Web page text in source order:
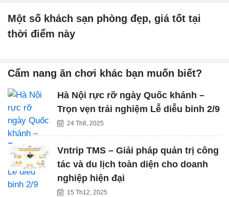
Một số khách sạn phòng đẹp, giá tốt tại
thời điểm này
Cẩm nang ăn chơi khác bạn muốn biết?
Hà Nội rực rỡ ngày Quốc khánh –
Trọn vẹn trải nghiệm Lễ diễu binh 2/9
24 Th8, 2025
Vntrip TMS – Giải pháp quản trị công
tác và du lịch toàn diện cho doanh
nghiệp hiện đại
15 Th12, 2025